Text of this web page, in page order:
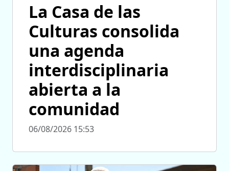
La Casa de las
Culturas consolida
una agenda
interdisciplinaria
abierta a la
comunidad
06/08/2026 15:53